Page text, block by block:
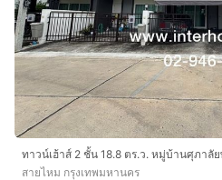
สายไหม กรุงเทพมหานคร